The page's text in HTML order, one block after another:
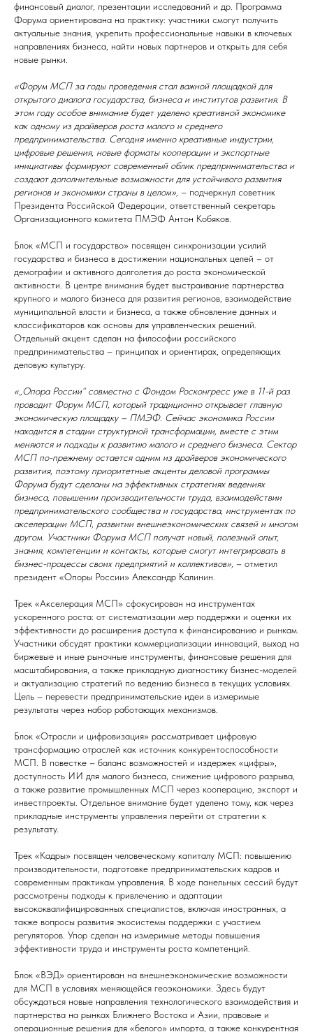
финансовый диалог, презентации исследований и др. Программа
Форума ориентирована на практику: участники смогут получить
актуальные знания, укрепить профессиональные навыки в ключевых
направлениях бизнеса, найти новых партнеров и открыть для себя
новые рынки.
«Форум МСП за годы проведения стал важной площадкой для
открытого диалога государства, бизнеса и институтов развития. В
этом году особое внимание будет уделено креативной экономике
как одному из драйверов роста малого и среднего
предпринимательства. Сегодня именно креативные индустрии,
цифровые решения, новые форматы кооперации и экспортные
инициативы формируют современный облик предпринимательства и
создают дополнительные возможности для устойчивого развития
регионов и экономики страны в целом», – подчеркнул советник
Президента Российской Федерации, ответственный секретарь
Организационного комитета ПМЭФ Антон Кобяков.
Блок «МСП и государство» посвящен синхронизации усилий
государства и бизнеса в достижении национальных целей – от
демографии и активного долголетия до роста экономической
активности. В центре внимания будет выстраивание партнерства
крупного и малого бизнеса для развития регионов, взаимодействие
муниципальной власти и бизнеса, а также обновление данных и
классификаторов как основы для управленческих решений.
Отдельный акцент сделан на философии российского
предпринимательства – принципах и ориентирах, определяющих
деловую культуру.
«„Опора России“ совместно с Фондом Росконгресс уже в 11-й раз
проводит Форум МСП, который традиционно открывает главную
экономическую площадку – ПМЭФ. Сейчас экономика России
находится в стадии структурной трансформации, вместе с этим
меняются и подходы к развитию малого и среднего бизнеса. Сектор
МСП по-прежнему остается одним из драйверов экономического
развития, поэтому приоритетные акценты деловой программы
Форума будут сделаны на эффективных стратегиях ведениях
бизнеса, повышении производительности труда, взаимодействии
предпринимательского сообщества и государства, инструментах по
акселерации МСП, развитии внешнеэкономических связей и многом
другом. Участники Форума МСП получат новый, полезный опыт,
знания, компетенции и контакты, которые смогут интегрировать в
бизнес-процессы своих предприятий и коллективов», – отметил
президент «Опоры России» Александр Калинин.
Трек «Акселерация МСП» сфокусирован на инструментах
ускоренного роста: от систематизации мер поддержки и оценки их
эффективности до расширения доступа к финансированию и рынкам.
Участники обсудят практики коммерциализации инноваций, выход на
биржевые и иные рыночные инструменты, финансовые решения для
масштабирования, а также прикладную диагностику бизнес-моделей
и актуализацию стратегий по ведению бизнеса в текущих условиях.
Цель – перевести предпринимательские идеи в измеримые
результаты через набор работающих механизмов.
Блок «Отрасли и цифровизация» рассматривает цифровую
трансформацию отраслей как источник конкурентоспособности
МСП. В повестке – баланс возможностей и издержек «цифры»,
доступность ИИ для малого бизнеса, снижение цифрового разрыва,
а также развитие промышленных МСП через кооперацию, экспорт и
инвестпроекты. Отдельное внимание будет уделено тому, как через
прикладные инструменты управления перейти от стратегии к
результату.
Трек «Кадры» посвящен человеческому капиталу МСП: повышению
производительности, подготовке предпринимательских кадров и
современным практикам управления. В ходе панельных сессий будут
рассмотрены подходы к привлечению и адаптации
высококвалифицированных специалистов, включая иностранных, а
также вопросы развития экосистемы поддержки с участием
регуляторов. Упор сделан на измеримые методы повышения
эффективности труда и инструменты роста компетенций.
Блок «ВЭД» ориентирован на внешнеэкономические возможности
для МСП в условиях меняющейся геоэкономики. Здесь будут
обсуждаться новые направления технологического взаимодействия и
партнерства на рынках Ближнего Востока и Азии, правовые и
операционные решения для «белого» импорта, а также конкурентная